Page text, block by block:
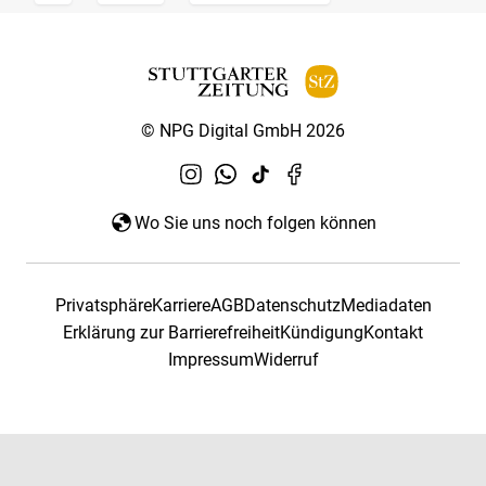
© NPG Digital GmbH 2026
Wo Sie uns noch folgen können
PrivatsphäreKarriereAGBDatenschutzMediadaten
Erklärung zur BarrierefreiheitKündigungKontakt
ImpressumWiderruf